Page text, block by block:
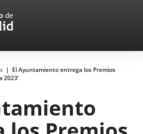
El Ayuntamiento entrega los Premios
2023’